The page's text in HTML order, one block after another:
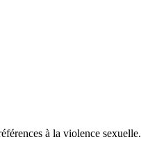
à la violence sexuelle.